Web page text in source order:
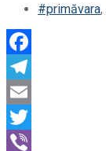
#primăvara,